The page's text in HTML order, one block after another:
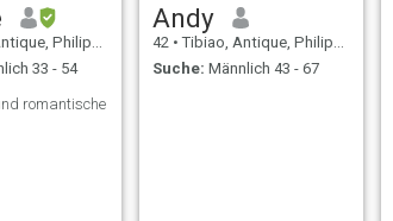
Philippinen
33 - 54
romantische
Andy
42 • Tibiao, Antique, Philippinen
Suche: Männlich 43 - 67